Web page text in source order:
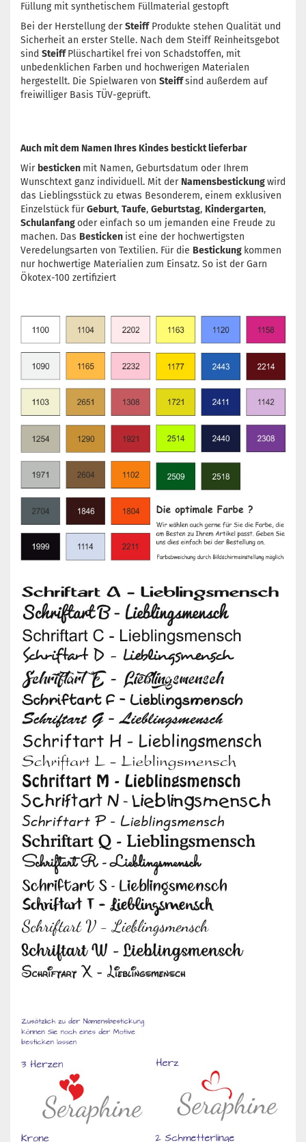
Füllung mit synthetischem Füllmaterial gestopft
Bei der Herstellung derSteiffProdukte stehen Qualität und
Sicherheit an erster Stelle. Nach dem Steiff Reinheitsgebot
sind SteiffPlüschartikel frei von Schadstoffen, mit
unbedenklichen Farben und hochwerigen Materialen
hergestellt. Die Spielwaren von Steiffsind außerdem auf
freiwilliger Basis TÜV-geprüft.
Auch mit dem Namen Ihres Kindes bestickt lieferbar
Wir besticken mit Namen, Geburtsdatum oder Ihrem
Wunschtext ganz individuell. Mit der Namensbestickungwird
das Lieblingsstück zu etwas Besonderem, einem exklusiven
Einzelstück fürGeburt, Taufe, Geburtstag, Kindergarten,
Schulanfangoder einfach so um jemanden eine Freude zu
machen. Das Besticken ist eine der hochwertigsten
Veredelungsarten von Textilien. Für die Bestickung kommen
nur hochwertige Materialien zum Einsatz. So ist der Garn
Ökotex-100 zertifiziert